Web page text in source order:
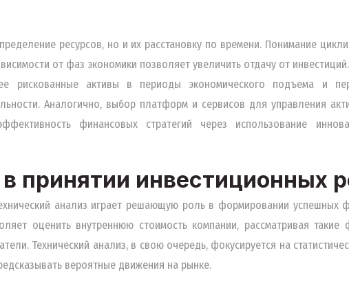
ресурсов, но и их расстановку по времени. Понимание
от фаз экономики позволяет увеличить отдачу от
рискованные активы в периоды экономического подъема и
Аналогично, выбор платформ и сервисов для управления
финансовых стратегий через использование
в принятии инвестиционных
анализ играет решающую роль в формировании успешных
оценить внутреннюю стоимость компании, рассматривая
Технический анализ, в свою очередь, фокусируется на
вероятные движения на рынке.